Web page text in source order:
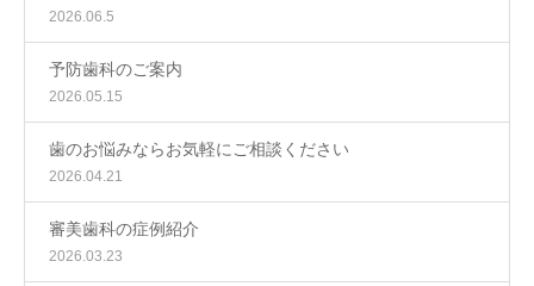
2026.06.5
予防歯科のご案内
2026.05.15
歯のお悩みならお気軽にご相談ください
2026.04.21
審美歯科の症例紹介
2026.03.23